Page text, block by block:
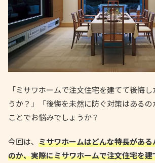
「ミサワホームで注文住宅を建てて後悔
うか？」「後悔を未然に防ぐ対策はある
ことでお悩みでしょうか？
今回は、 ミサワホームはどんな特長があ
のか、実際にミサワホームで注文住宅を